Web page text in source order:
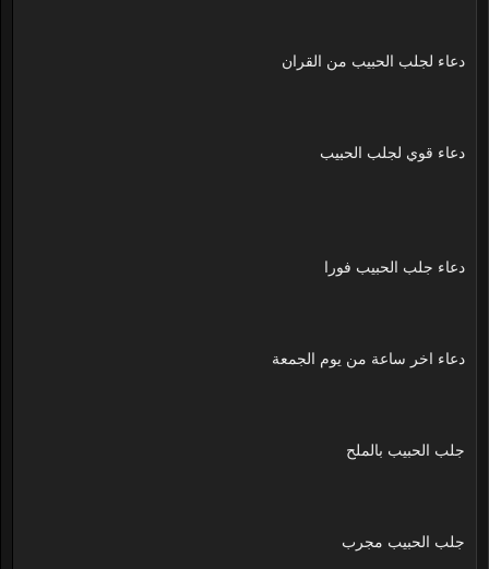
دعاء لجلب الحبيب من القران
دعاء قوي لجلب الحبيب
دعاء جلب الحبيب فورا
دعاء اخر ساعة من يوم الجمعة
جلب الحبيب بالملح
جلب الحبيب مجرب